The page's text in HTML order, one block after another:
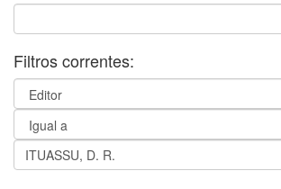
Filtros correntes: